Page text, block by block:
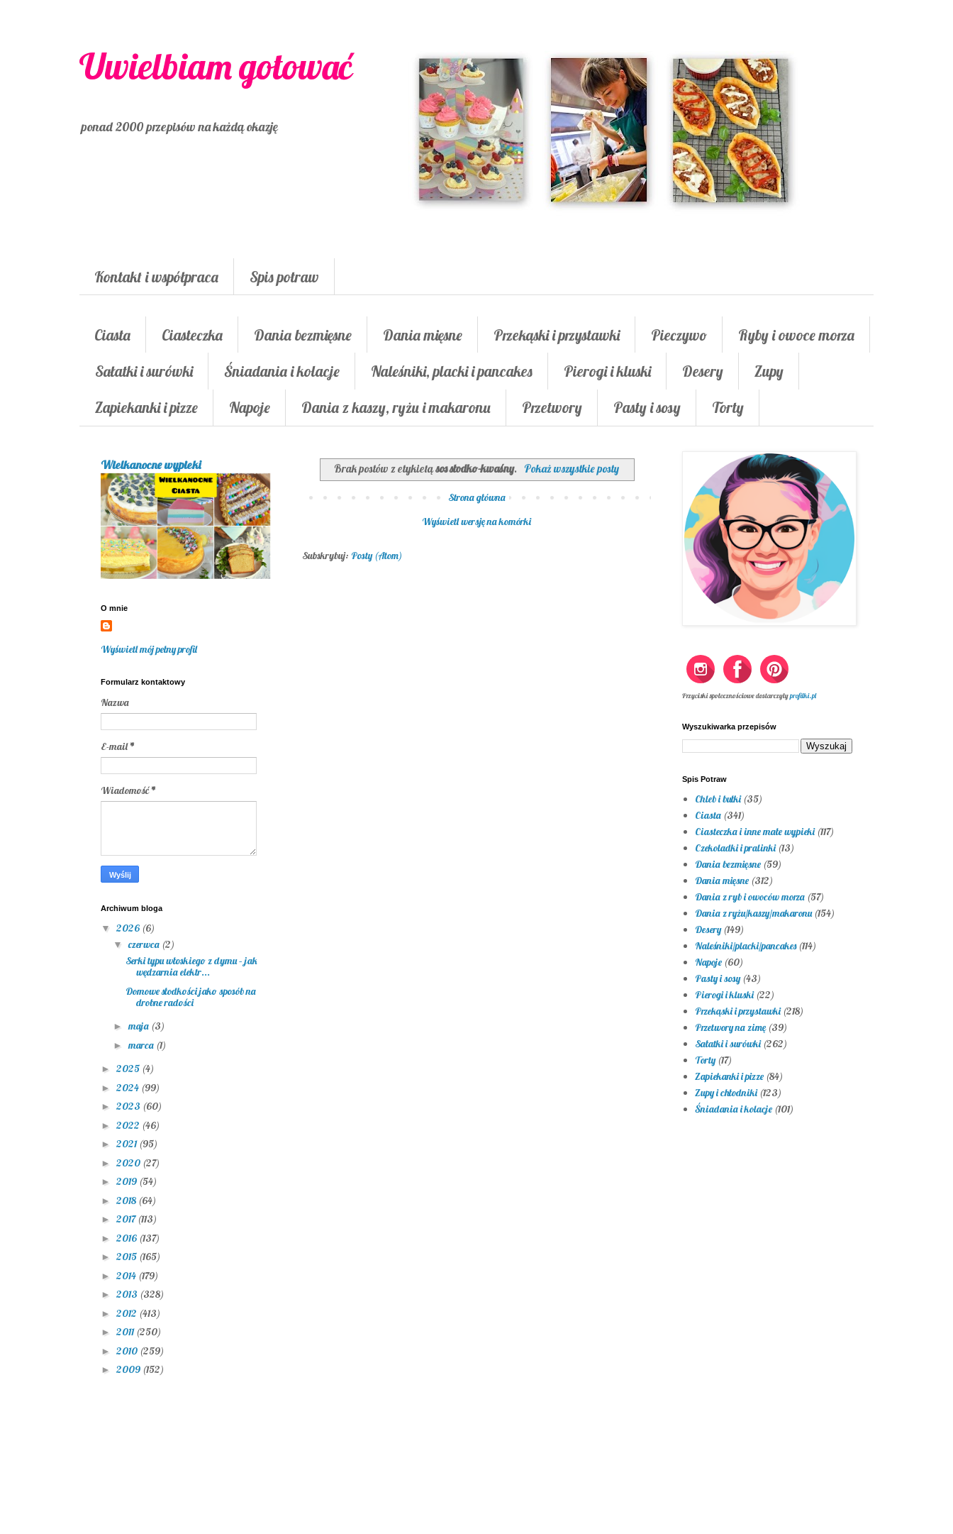
Uwielbiam gotować
ponad 2000 przepisów na każdą okazję
Kontakt i współpraca Spis potraw
Ciasta Ciasteczka Dania bezmięsne Dania mięsne Przekąski i przystawki Pieczywo
Ryby i owoce morza
Sałatki i surówki
Śniadania i kolacje Naleśniki, placki i pancakes Pierogi i kluski Desery
Zupy
Zapiekanki i pizze
Napoje Dania z kaszy, ryżu i makaronu Przetwory Pasty i sosy Torty
Brak postów z etykietąsos słodko-kwaśny. Pokaż wszystkie posty
Strona główna
Wyświetl wersję na komórki
Subskrybuj: Posty (Atom)
Wielkanocne wypieki
O mnie
Wyświetl mój pełny profil
Formularz kontaktowy
Nazwa
E-mail*
Wiadomość*
Archiwum bloga
▼ 2026 (6)
▼czerwca (2)
Serki typu włoskiego z dymu – jak
wędzarnia elektr...
Domowe słodkości jako sposób na
drobne radości
►maja (3)
► marca (1)
► 2025 (4)
► 2024 (99)
► 2023 (60)
► 2022 (46)
► 2021 (95)
► 2020 (27)
► 2019 (54)
► 2018 (64)
► 2017(113)
► 2016 (137)
► 2015 (165)
► 2014 (179)
► 2013 (328)
► 2012 (413)
► 2011 (250)
► 2010 (259)
► 2009 (152)
Przyciski społecznościowe dostarczyłyprofilki.pl
Wyszukiwarka przepisów
Spis Potraw
Chleb i bułki (35)
Ciasta (341)
Ciasteczka i inne małe wypieki (117)
Czekoladki i pralinki (13)
Dania bezmięsne (59)
Dania mięsne (312)
Dania z ryb i owoców morza (57)
Dania z ryżu/kaszy/makaronu (154)
Desery (149)
Naleśniki/placki/pancakes (114)
Napoje (60)
Pasty i sosy (43)
Pierogi i kluski (22)
Przekąski i przystawki (218)
Przetwory na zimę (39)
Sałatki i surówki (262)
Torty (17)
Zapiekanki i pizze (84)
Zupy i chłodniki (123)
Śniadania i kolacje (101)